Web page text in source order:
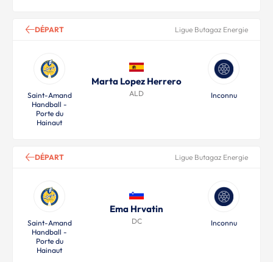
DÉPART Ligue Butagaz Energie
Saint-Amand
Handball -
Porte du
Hainaut
Marta Lopez Herrero
ALD Inconnu
DÉPART Ligue Butagaz Energie
Saint-Amand
Handball -
Porte du
Hainaut
Ema Hrvatin
DC Inconnu